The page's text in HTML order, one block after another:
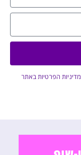
מדיניות הפרטיות באתר